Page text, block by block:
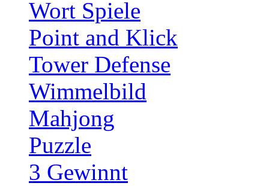
Wort Spiele
Point and Klick
Tower Defense
Wimmelbild
Mahjong
Puzzle
3 Gewinnt